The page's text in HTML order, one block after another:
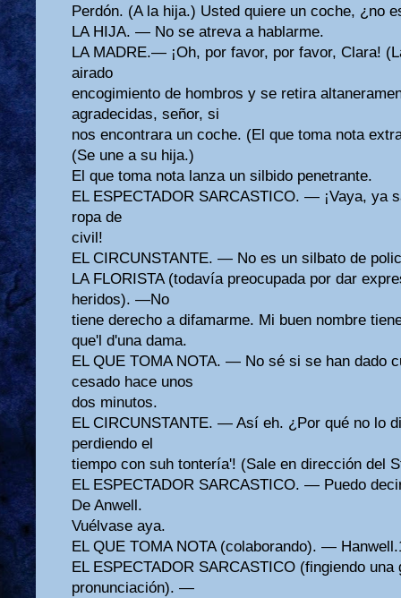
Perdón. (A la hija.) Usted quiere un coche, ¿no
LA HIJA. — No se atreva a hablarme.
LA MADRE.— ¡Oh, por favor, por favor, Clara!
airado
encogimiento de hombros y se retira
agradecidas, señor, si
nos encontrara un coche. (El que toma nota
(Se une a su hija.)
El que toma nota lanza un silbido penetrante.
EL ESPECTADOR SARCASTICO. — ¡Vaya, ya
ropa de
civil!
EL CIRCUNSTANTE. — No es un silbato de
LA FLORISTA (todavía preocupada por dar
heridos). —No
tiene derecho a difamarme. Mi buen nombre
que'l d'una dama.
EL QUE TOMA NOTA. — No sé si se han dado
cesado hace unos
dos minutos.
EL CIRCUNSTANTE. — Así eh. ¿Por qué no lo
perdiendo el
tiempo con suh tontería'! (Sale en dirección del
EL ESPECTADOR SARCASTICO. — Puedo
De Anwell.
Vuélvase aya.
EL QUE TOMA NOTA (colaborando). —
EL ESPECTADOR SARCASTICO (fingiendo
pronunciación). —